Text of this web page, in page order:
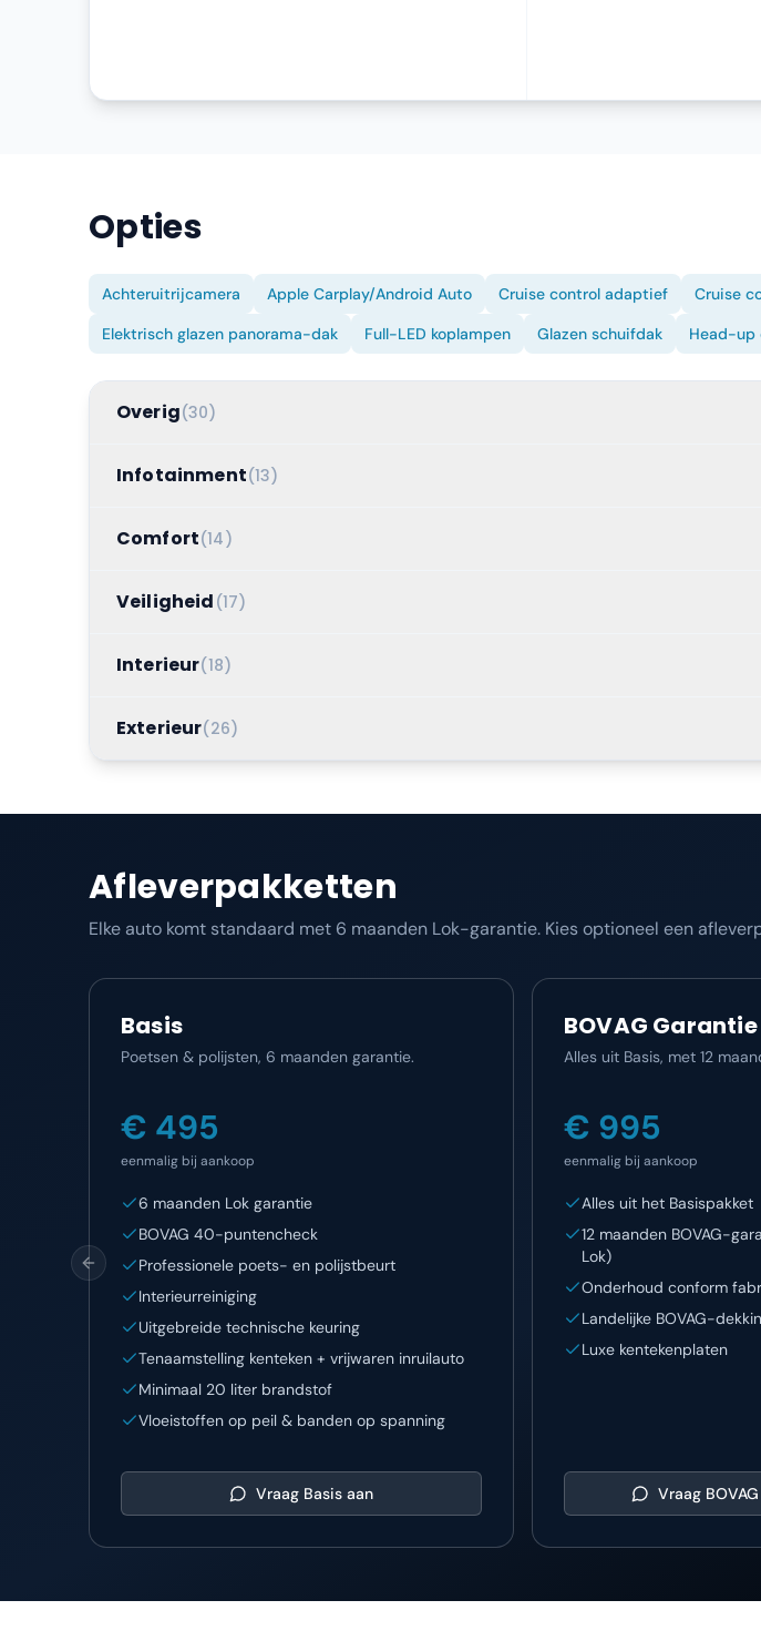
Opties
Achteruitrijcamera Apple Carplay/Android Auto Cruise control adaptief Cruise
Elektrisch glazen panorama-dak
Full-LED koplampen Glazen schuifdak Head-up
Overig(30)
Infotainment(13)
Comfort(14 )
Veiligheid (17)
Interieur(18)
Exterieur(26)
Afleverpakketten
Elke auto komt standaard met 6 maanden Lok-garantie. Kies optioneel een
Basis
Poetsen & polijsten, 6 maanden garantie.
€ 495
eenmalig bij aankoop
6 maanden Lok garantie
BOVAG 40-puntencheck
Professionele poets- en polijstbeurt
Interieurreiniging
Uitgebreide technische keuring
Tenaamstelling kenteken + vrijwaren inruilauto
Minimaal 20 liter brandstof
Vloeistoffen op peil & banden op spanning
Vraag Basis aan
BOVAG Garantie
Alles uit Basis, met 12
€ 995
eenmalig bij aankoop
Alles uit het Basispakket
12 maanden BOVAG-
Lok)
Onderhoud conform
Landelijke BOVAG-
Luxe kentekenplaten
Vraag
Previous slide